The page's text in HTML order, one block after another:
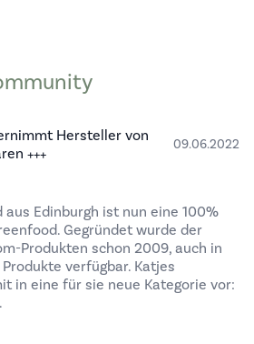
Hersteller von
+++
09.06.2022
aus Edinburgh ist nun eine 100%
Gegründet wurde der
Produkten schon 2009, auch in
verfügbar. Katjes
in eine für sie neue Kategorie vor: